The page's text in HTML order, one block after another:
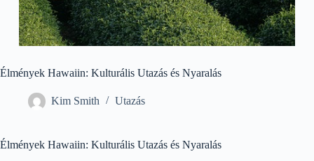
Élmények Hawaiin: Kulturális Utazás és Nyaralás
Kim Smith Utazás
Élmények Hawaiin: Kulturális Utazás és Nyaralás